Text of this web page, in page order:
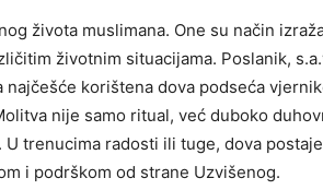
života muslimana. One su način
životnim situacijama. Poslanik,
najčešće korištena dova podseća
nije samo ritual, već duboko
trenucima radosti ili tuge, dova
i podrškom od strane Uzvišenog.